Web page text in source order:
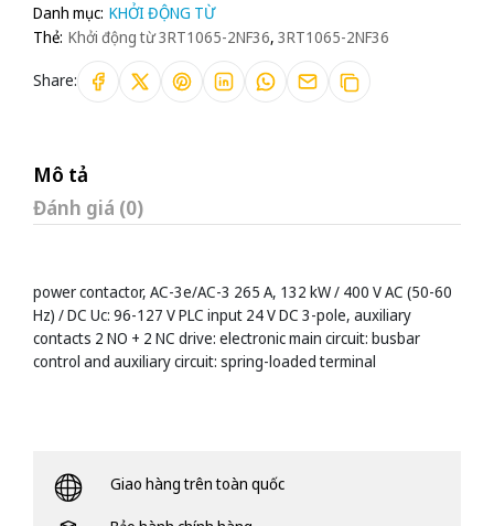
Danh mục: KHỞI ĐỘNG TỪ
Thẻ: Khởi động từ 3RT1065-2NF36, 3RT1065-2NF36
Share:
Mô tả
Đánh giá (0)
power contactor, AC-3e/AC-3 265 A, 132 kW / 400 V AC (50-60
Hz) / DC Uc: 96-127 V PLC input 24 V DC 3-pole, auxiliary
contacts 2 NO + 2 NC drive: electronic main circuit: busbar
control and auxiliary circuit: spring-loaded terminal
Giao hàng trên toàn quốc